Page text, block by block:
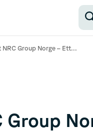
NRC Group Norge – Ett...
Group